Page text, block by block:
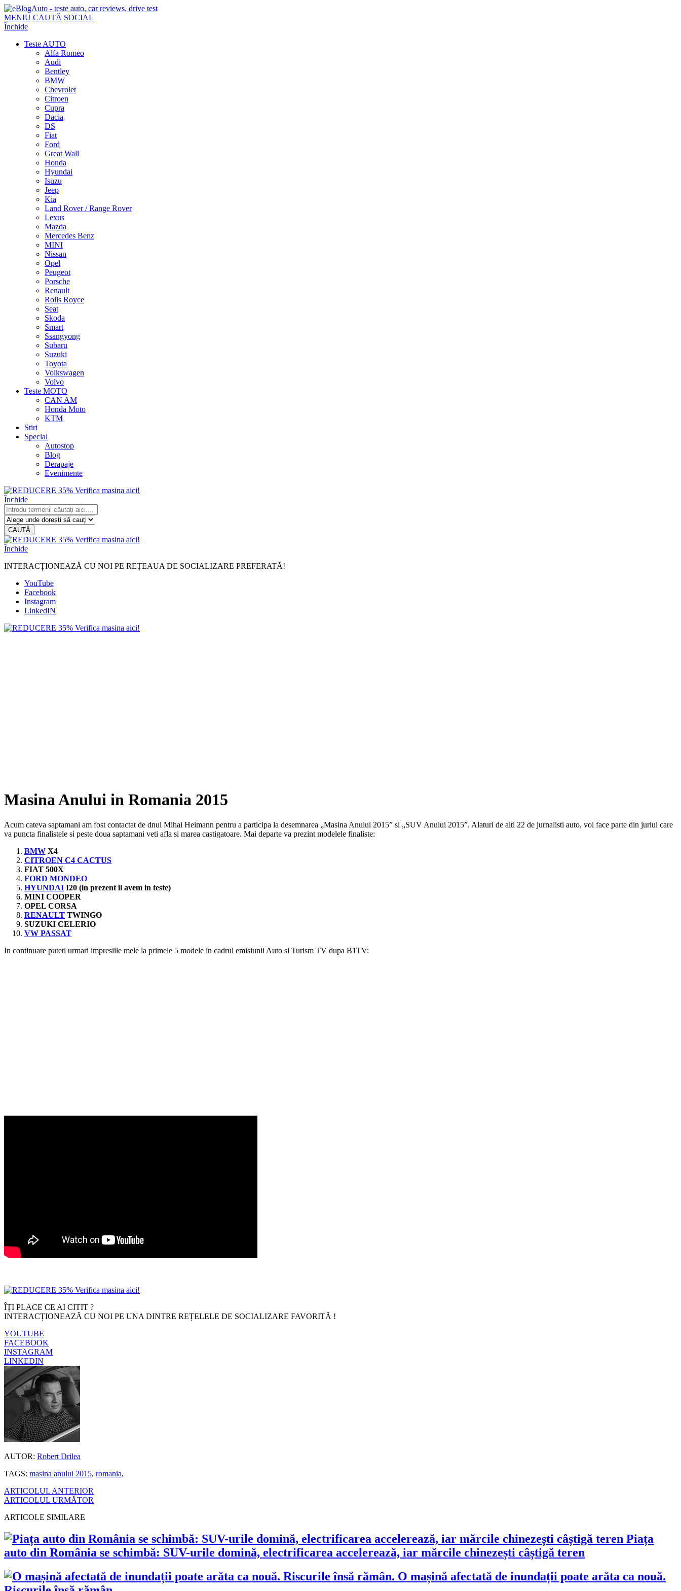
MENIU CAUTĂ SOCIAL
Închide
Teste AUTO
Alfa Romeo
Audi
Bentley
BMW
Chevrolet
Citroen
Cupra
Dacia
DS
Fiat
Ford
Great Wall
Honda
Hyundai
Isuzu
Jeep
Kia
Land Rover / Range Rover
Lexus
Mazda
Mercedes Benz
MINI
Nissan
Opel
Peugeot
Porsche
Renault
Rolls Royce
Seat
Skoda
Smart
Ssangyong
Subaru
Suzuki
Toyota
Volkswagen
Volvo
Teste MOTO
CAN AM
Honda Moto
KTM
Stiri
Special
Autostop
Blog
Derapaje
Evenimente
Închide
CAUTĂ
Închide
INTERACȚIONEAZĂ CU NOI PE REȚEAUA DE SOCIALIZARE PREFERATĂ!
YouTube
Facebook
Instagram
LinkedIN
Masina Anului in Romania 2015
Acum cateva saptamani am fost contactat de dnul Mihai Heimann pentru a participa la desemnarea „Masina Anului 2015” si „SUV Anului 2015”. Alaturi de alti 22 de jurnalisti auto, voi face parte din juriul care
va puncta finalistele si peste doua saptamani veti afla si marea castigatoare. Mai departe va prezint modelele finaliste:
BMW X4
CITROEN C4 CACTUS
FIAT 500X
FORD MONDEO
HYUNDAI I20 (in prezent il avem in teste)
MINI COOPER
OPEL CORSA
RENAULT TWINGO
SUZUKI CELERIO
VW PASSAT
In continuare puteti urmari impresiile mele la primele 5 modele in cadrul emisiunii Auto si Turism TV dupa B1TV:
ÎȚI PLACE CE AI CITIT ?
INTERACȚIONEAZĂ CU NOI PE UNA DINTRE REȚELELE DE SOCIALIZARE FAVORITĂ !
YOUTUBE
FACEBOOK
INSTAGRAM
LINKEDIN
AUTOR: Robert Drilea
TAGS: masina anului 2015, romania,
ARTICOLUL ANTERIOR
ARTICOLUL URMĂTOR
ARTICOLE SIMILARE
Piața
auto din România se schimbă: SUV-urile domină, electrificarea accelerează, iar mărcile chinezești câștigă teren
O mașină afectată de inundații poate arăta ca nouă.